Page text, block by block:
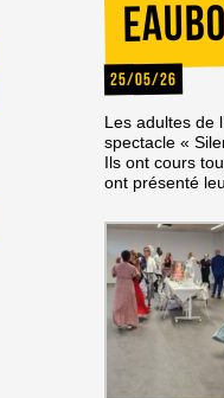
25/05/26
Les adultes de
spectacle «
Ils ont cours
ont présenté